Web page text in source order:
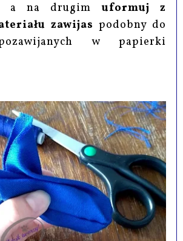
a na drugim uformuj z
zawijas podobny do
w papierki